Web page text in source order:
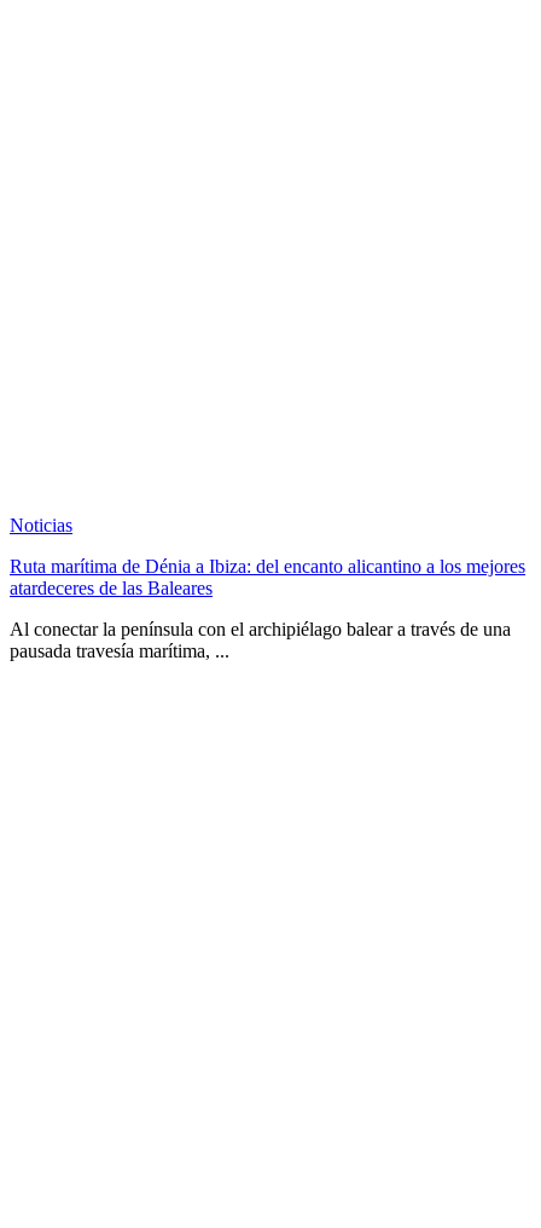
Noticias
Ruta marítima de Dénia a Ibiza: del encanto alicantino a los mejores
atardeceres de las Baleares
Al conectar la península con el archipiélago balear a través de una
pausada travesía marítima, ...